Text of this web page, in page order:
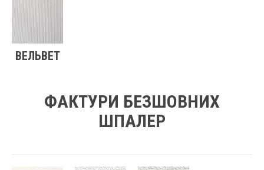
ВЕЛЬВЕТ
ФАКТУРИ БЕЗШОВНИХ
ШПАЛЕР